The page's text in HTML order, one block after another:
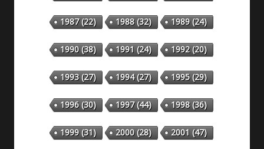
1987(22) 1988(32) 1989(24)
1990(38) 1991 (24) 1992(20)
1993(27) 1994(27) 1995(29)
1996(30) 1997(44) 1998(36)
1999(31) 2000(28) 2001 (47)